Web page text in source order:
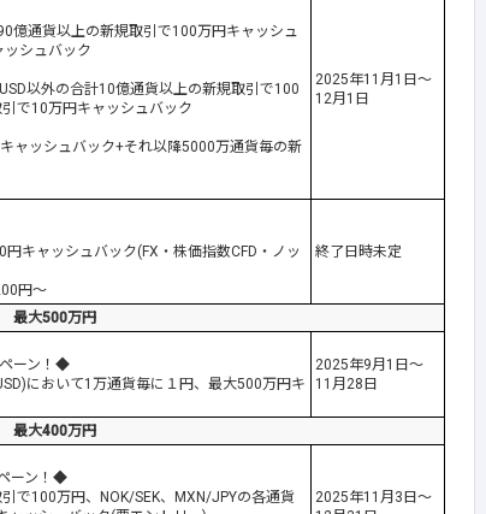
億通貨以上の新規取引で100万円キャッシュ
シュバック
以外の合計10億通貨以上の新規取引で100
で10万円キャッシュバック
ャッシュバック+それ以降5000万通貨毎の新
2025年11月1日～
12月1日
キャッシュバック(FX・株価指数CFD・ノッ
円～
終了日時未定
最大500万円
ーン！◆
において1万通貨毎に１円、最大500万円キ
2025年9月1日～
11月28日
最大400万円
ーン！◆
で100万円、NOK/SEK、MXN/JPYの各通貨
2025年11月3日～